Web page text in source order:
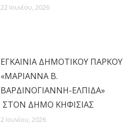
22 Ιουνίου, 2026
ΕΓΚΑΙΝΙΑ ΔΗΜΟΤΙΚΟΥ ΠΑΡΚΟΥ
«ΜΑΡΙΑΝΝΑ Β.
ΒΑΡΔΙΝΟΓΙΑΝΝΗ-ΕΛΠΙΔΑ»
ΣΤΟΝ ΔΗΜΟ ΚΗΦΙΣΙΑΣ
2 Ιουνίου, 2026